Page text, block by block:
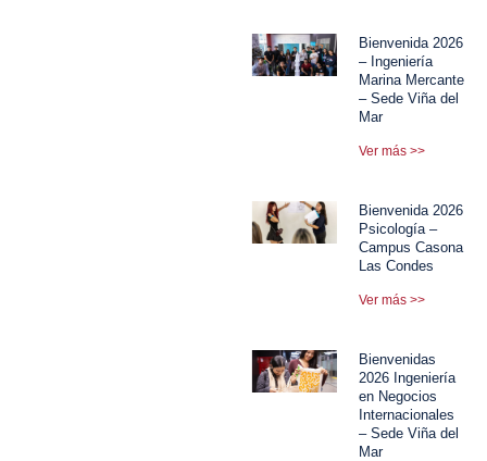
Bienvenida 2026
– Ingeniería
Marina Mercante
– Sede Viña del
Mar
Ver más >>
Bienvenida 2026
Psicología –
Campus Casona
Las Condes
Ver más >>
Bienvenidas
2026 Ingeniería
en Negocios
Internacionales
– Sede Viña del
Mar